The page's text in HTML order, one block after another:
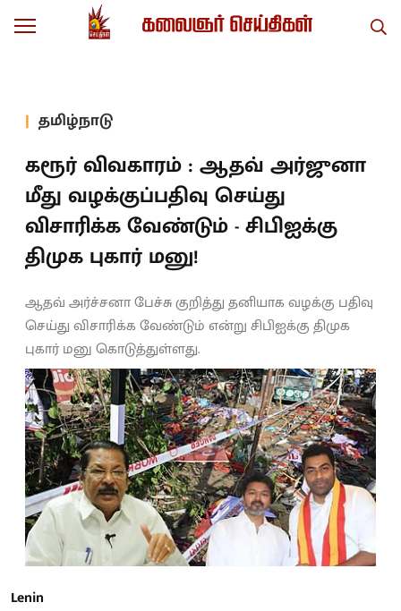
தமிழ்நாடு
கரூர் விவகாரம் : ஆதவ் அர்ஜுனா
மீது வழக்குப்பதிவு செய்து
விசாரிக்க வேண்டும் - சிபிஐக்கு
திமுக புகார் மனு!
ஆதவ் அர்ச்சனா பேச்சு குறித்து தனியாக வழக்கு பதிவு
செய்து விசாரிக்க வேண்டும் என்று சிபிஐக்கு திமுக
புகார் மனு கொடுத்துள்ளது.
Lenin